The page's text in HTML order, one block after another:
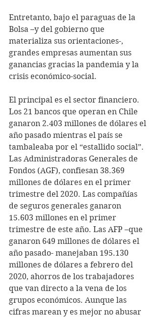
Entretanto, bajo el paraguas de la
Bolsa –y del gobierno que
materializa sus orientaciones-,
grandes empresas aumentan sus
ganancias gracias la pandemia y la
crisis económico-social.
El principal es el sector financiero.
Los 21 bancos que operan en Chile
ganaron 2.403 millones de dólares el
año pasado mientras el país se
tambaleaba por el “estallido social”.
Las Administradoras Generales de
Fondos (AGF), confiesan 38.369
millones de dólares en el primer
trimestre del 2020. Las compañías
de seguros generales ganaron
15.603 millones en el primer
trimestre de este año. Las AFP –que
ganaron 649 millones de dólares el
año pasado- manejaban 195.130
millones de dólares a febrero del
2020, ahorros de los trabajadores
que van directo a la vena de los
grupos económicos. Aunque las
cifras marean y es mejor no abusar